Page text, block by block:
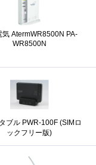
気 AtermWR8500N PA-
WR8500N
ブル PWR-100F (SIMロ
ックフリー版)